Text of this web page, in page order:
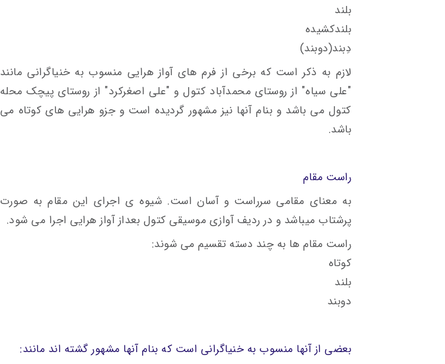
بلند
بلندکشیده
دِبند(دوبند)
لازم به ذکر است که برخی از فرم های آواز هرایی منسوب به خنیاگرانی مانند
"علی سیاه" از روستای محمدآباد کتول و "علی اصغرکرد" از روستای پیچک محله
کتول می باشد و بنام آنها نیز مشهور گردیده است و جزو هرایی های کوتاه می
باشد.
راست مقام
به معنای مقامی سرراست و آسان است. شیوه ی اجرای این مقام به صورت
پرشتاب میباشد و در ردیف آوازی موسیقی کتول بعداز آواز هرایی اجرا می شود.
راست مقام ها به چند دسته تقسیم می شوند:
کوتاه
بلند
دوبند
بعضی از آنها منسوب به خنیاگرانی است که بنام آنها مشهور گشته اند مانند: